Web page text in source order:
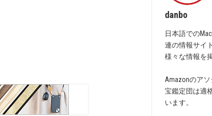
danbo
日本語での
連の情報サイ
様々な情報を
Amazonのア
宝鑑定団は適
います。